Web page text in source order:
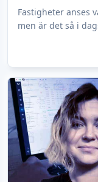
Fastigheter anses
men är det så i